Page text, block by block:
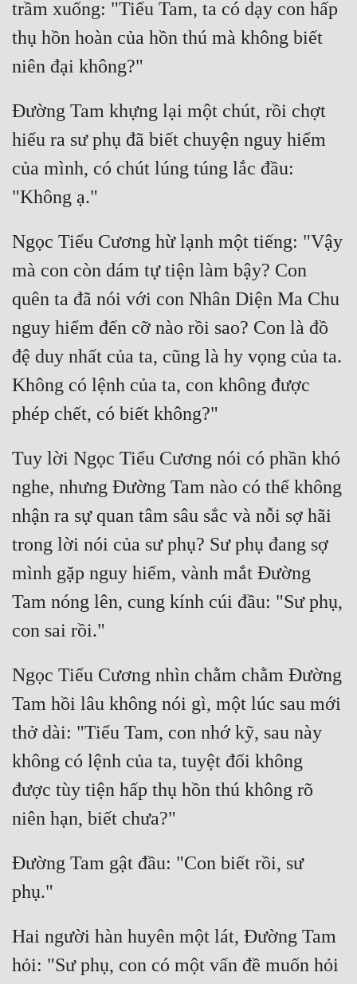
trầm xuống: "Tiểu Tam, ta có dạy con hấp
thụ hồn hoàn của hồn thú mà không biết
Đường Tam khựng lại một chút, rồi chợt
hiểu ra sư phụ đã biết chuyện nguy hiểm
của mình, có chút lúng túng lắc đầu:
Ngọc Tiểu Cương hừ lạnh một tiếng: "Vậy
mà con còn dám tự tiện làm bậy? Con
quên ta đã nói với con Nhân Diện Ma Chu
nguy hiểm đến cỡ nào rồi sao? Con là đồ
đệ duy nhất của ta, cũng là hy vọng của ta.
Không có lệnh của ta, con không được
Tuy lời Ngọc Tiểu Cương nói có phần khó
nghe, nhưng Đường Tam nào có thể không
nhận ra sự quan tâm sâu sắc và nỗi sợ hãi
trong lời nói của sư phụ? Sư phụ đang sợ
mình gặp nguy hiểm, vành mắt Đường
Tam nóng lên, cung kính cúi đầu: "Sư phụ,
Ngọc Tiểu Cương nhìn chằm chằm Đường
Tam hồi lâu không nói gì, một lúc sau mới
thở dài: "Tiểu Tam, con nhớ kỹ, sau này
không có lệnh của ta, tuyệt đối không
được tùy tiện hấp thụ hồn thú không rõ
Đường Tam gật đầu: "Con biết rồi, sư
Hai người hàn huyên một lát, Đường Tam
hỏi: "Sư phụ, con có một vấn đề muốn hỏi